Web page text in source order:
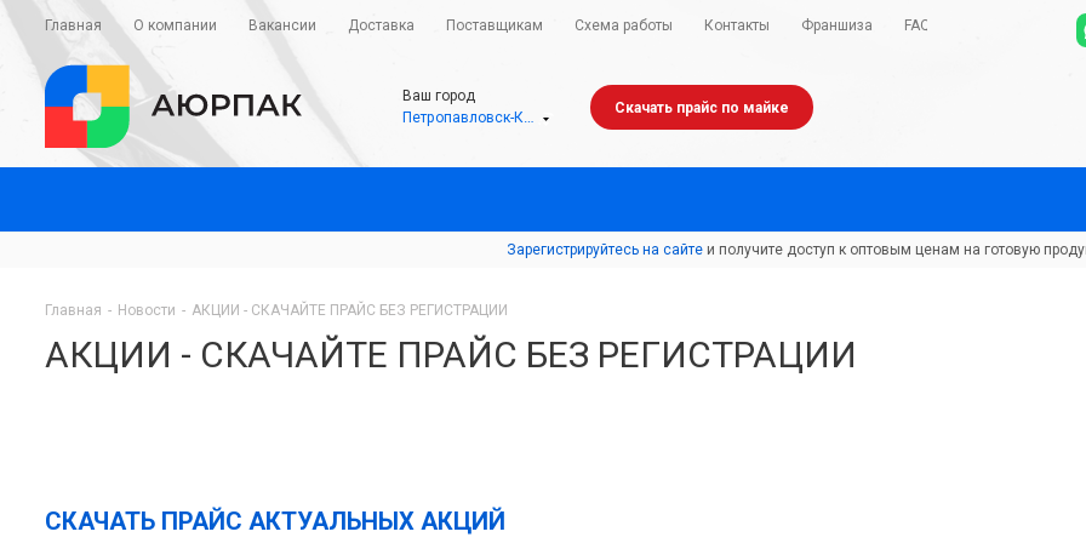
Главная О компании Вакансии Доставка Поставщикам Схема работы Контакты Франшиза FAQ
Ваш город
Петропавловск-Камчаткский
Скачать прайс по майке
Зарегистрируйтесь на сайтеи получите доступ к оптовым ценам на готовую
Главная - Новости - АКЦИИ - СКАЧАЙТЕ ПРАЙС БЕЗ РЕГИСТРАЦИИ
АКЦИИ - СКАЧАЙТЕ ПРАЙС БЕЗ РЕГИСТРАЦИИ
СКАЧАТЬ ПРАЙС АКТУАЛЬНЫХ АКЦИЙ